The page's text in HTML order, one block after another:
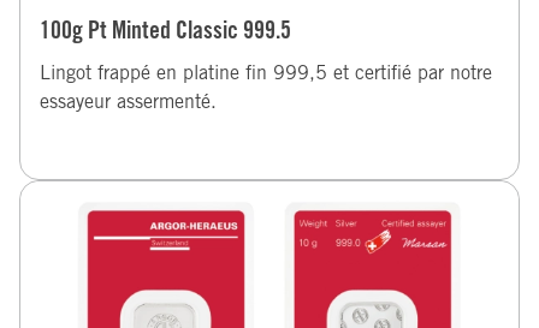
100g Pt Minted Classic 999.5
Lingot frappé en platine fin 999,5 et certifié par notre
essayeur assermenté.